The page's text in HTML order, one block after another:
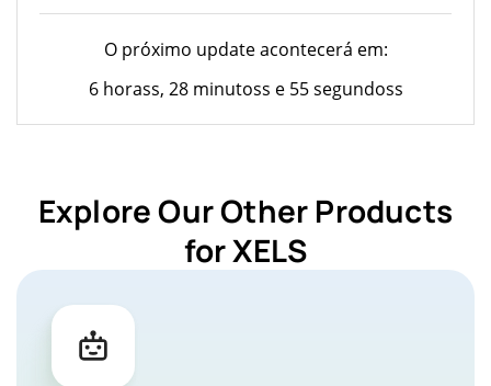
O próximo update acontecerá em:
6 horass, 28 minutoss e 55 segundoss
Explore Our Other Products
for XELS